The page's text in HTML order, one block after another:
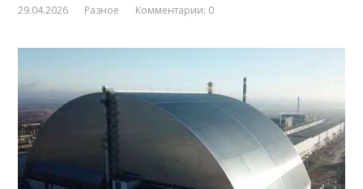
29.04.2026 Разное Комментарии: 0